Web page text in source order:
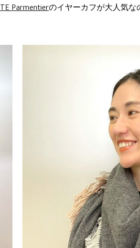
Parmentierのイヤーカフが大人気な